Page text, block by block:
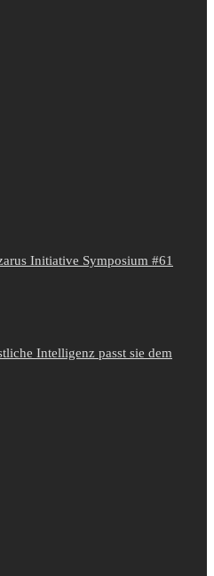
Initiative Symposium #61
Intelligenz passt sie dem